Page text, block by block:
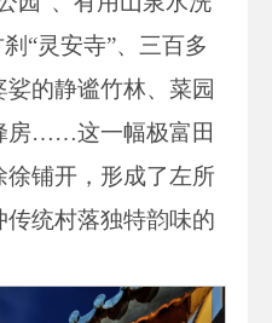
“灵安寺”、三百多
的静谧竹林、菜园
房……这一幅极富田
徐铺开，形成了左所
统村落独特韵味的